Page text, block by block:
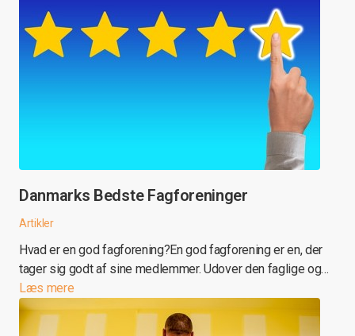
Danmarks Bedste Fagforeninger
Artikler
Hvad er en god fagforening?En god fagforening er en, der
tager sig godt af sine medlemmer. Udover den faglige og…
Læs mere